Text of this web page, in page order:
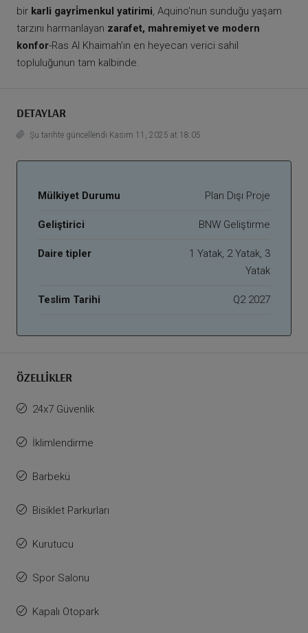
bir karli gayri̇menkul yatirimi, Aquino'nun sunduğu yaşam
tarzını harmanlayan zarafet, mahremiyet ve modern
konfor-Ras Al Khaimah'ın en heyecan verici sahil
topluluğunun tam kalbinde.
DETAYLAR
Şu tarihte güncellendi Kasım 11, 2025 at 18:05
Mülkiyet Durumu Plan Dışı Proje
Geliştirici BNW Geliştirme
Daire tipler
1 Yatak, 2 Yatak, 3
Yatak
Teslim Tarihi Q2 2027
ÖZELLIKLER
24x7 Güvenlik
İklimlendirme
Barbekü
Bisiklet Parkurları
Kurutucu
Spor Salonu
Kapalı Otopark